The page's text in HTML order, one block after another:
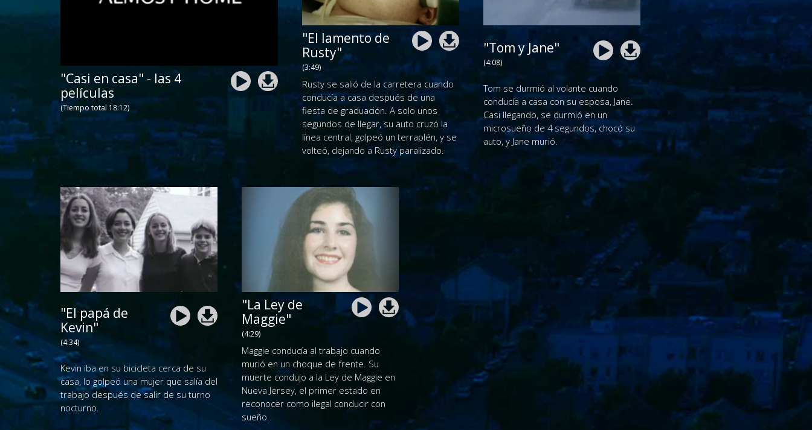
"Casi en casa" - las 4
películas
(Tiempo total 18:12)
"El lamento de
Rusty"
(3:49)
Rusty se salió de la carretera cuando
conducía a casa después de una
fiesta de graduación. A solo unos
segundos de llegar, su auto cruzó la
línea central, golpeó un terraplén, y se
volteó, dejando a Rusty paralizado.
"Tom y Jane"
(4:08)
Tom se durmió al volante cuando
conducía a casa con su esposa, Jane.
Casi llegando, se durmió en un
microsueño de 4 segundos, chocó su
auto, y Jane murió.
"El papá de
Kevin"
(4:34)
Kevin iba en su bicicleta cerca de su
casa, lo golpeó una mujer que salía del
trabajo después de salir de su turno
nocturno.
"La Ley de
Maggie"
(4:29)
Maggie conducía al trabajo cuando
murió en un choque de frente. Su
muerte condujo a la Ley de Maggie en
Nueva Jersey, el primer estado en
reconocer como ilegal conducir con
sueño.